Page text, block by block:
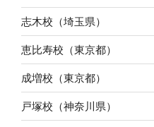
志木校（埼玉県）
恵比寿校（東京都）
成増校（東京都）
戸塚校（神奈川県）